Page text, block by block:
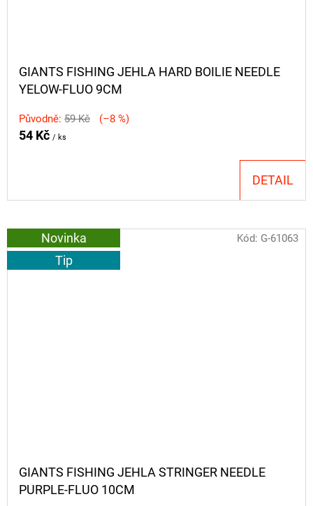
GIANTS FISHING JEHLA HARD BOILIE NEEDLE
YELOW-FLUO 9CM
Původně: 59 Kč (–8 %)
54 Kč / ks
DETAIL
Novinka
Tip
GIANTS FISHING JEHLA STRINGER NEEDLE
PURPLE-FLUO 10CM
Kód: G-61063